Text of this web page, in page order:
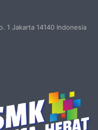
1 Jakarta 14140 Indonesia